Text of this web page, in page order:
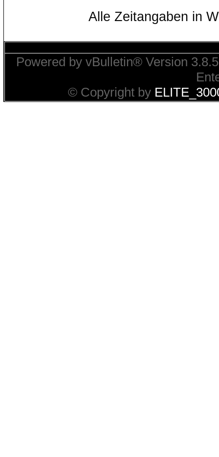
Alle Zeitangaben in
Powered by vBulletin® Version
© Copyright by